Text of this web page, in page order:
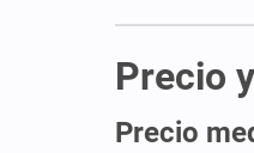
Precio
Precio